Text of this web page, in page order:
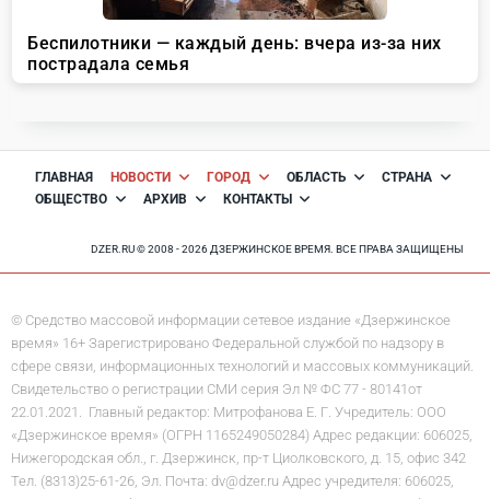
ГЛАВНАЯ НОВОСТИ ГОРОД ОБЛАСТЬ
СТРАНА
ОБЩЕСТВО
АРХИВ КОНТАКТЫ
DZER.RU © 2008 - 2026 ДЗЕРЖИНСКОЕ ВРЕМЯ. ВСЕ ПРАВА ЗАЩИЩЕНЫ
© Средство массовой информации сетевое издание «Дзержинское
время» 16+ Зарегистрировано Федеральной службой по надзору в
сфере связи, информационных технологий и массовых коммуникаций.
Свидетельство о регистрации СМИ серия Эл № ФС 77 - 80141от
22.01.2021. Главный редактор: Митрофанова Е. Г. Учредитель: ООО
«Дзержинское время» (ОГРН 1165249050284) Адрес редакции: 606025,
Нижегородская обл., г. Дзержинск, пр-т Циолковского, д. 15, офис 342
Тел. (8313)25-61-26, Эл. Почта: dv@dzer.ru Адрес учредителя: 606025,